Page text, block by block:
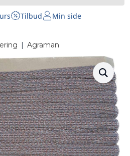
Tilbud Min side
| Agraman